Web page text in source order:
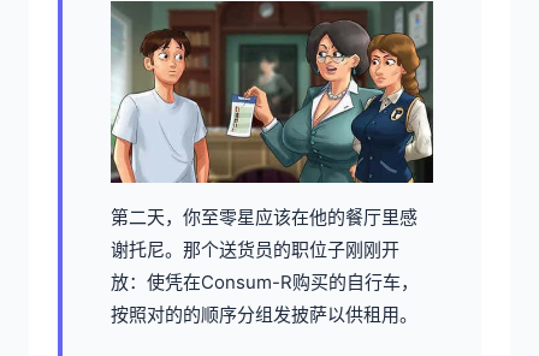
第二天，你至零星应该在他的餐厅里感
谢托尼。那个送货员的职位子刚刚开
放：使凭在Consum-R购买的自行车，
按照对的的顺序分组发披萨以供租用。